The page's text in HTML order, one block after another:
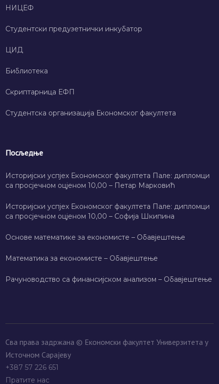
НИЦЕФ
Студентски предузетнички инкубатор
ЦИД
Библиотека
Скриптарница ЕФП
Студентска организација Економског факултета
Посљедње
Историјски успјех Економског факултета Пале: дипломци
са просјечном оцјеном 10,00 – Петар Марковић
Историјски успјех Економског факултета Пале: дипломци
са просјечном оцјеном 10,00 – Софија Шкипина
Основе математике за економисте – Обавјештење
Математика за економисте – Обавјештење
Рачуноводство са финансијском анализом – Обавјештење
Сва права задржана © Економски факултет Универзитета у
Источном Сарајеву
+387 57 226 651
Пратите нас